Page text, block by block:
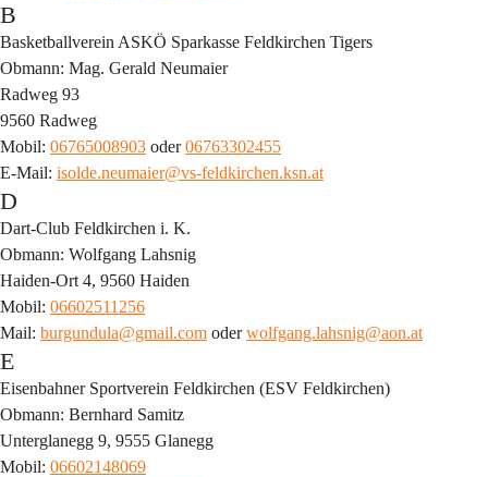
B
Basketballverein ASKÖ Sparkasse Feldkirchen Tigers
Obmann: Mag. Gerald Neumaier
Radweg 93
9560 Radweg
Mobil: 06765008903 oder 06763302455
E-Mail: isolde.neumaier@vs-feldkirchen.ksn.at
D
Dart-Club Feldkirchen i. K.
Obmann: Wolfgang Lahsnig
Haiden-Ort 4, 9560 Haiden
Mobil: 06602511256
Mail: burgundula@gmail.com oder wolfgang.lahsnig@aon.at
E
Eisenbahner Sportverein Feldkirchen (ESV Feldkirchen)
Obmann: Bernhard Samitz
Unterglanegg 9, 9555 Glanegg
Mobil: 06602148069